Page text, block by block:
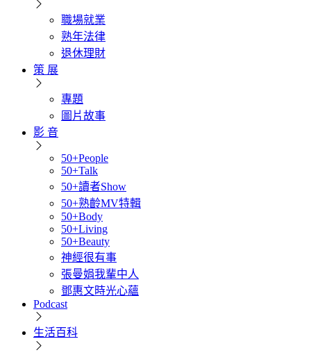
職場就業
熟年法律
退休理財
策 展
專題
圖片故事
影 音
50+People
50+Talk
50+讀者Show
50+熟齡MV特輯
50+Body
50+Living
50+Beauty
神經很有事
張曼娟我輩中人
鄧惠文時光心蘊
Podcast
生活百科